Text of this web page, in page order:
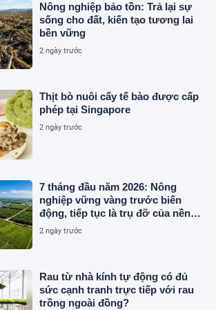
Nông nghiệp bảo tồn: Trả lại sự
sống cho đất, kiến tạo tương lai
bền vững
2 ngày trước
Thịt bò nuôi cấy tế bào được cấp
phép tại Singapore
2 ngày trước
7 tháng đầu năm 2026: Nông
nghiệp vững vàng trước biến
động, tiếp tục là trụ đỡ của nền
kinh tế
2 ngày trước
Rau từ nhà kính tự động có đủ
sức cạnh tranh trực tiếp với rau
trồng ngoài đồng?